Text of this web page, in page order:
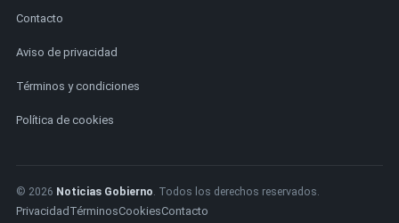
Contacto
Aviso de privacidad
Términos y condiciones
Política de cookies
© 2026 Noticias Gobierno . Todos los derechos reservados.
PrivacidadTérminosCookiesContacto